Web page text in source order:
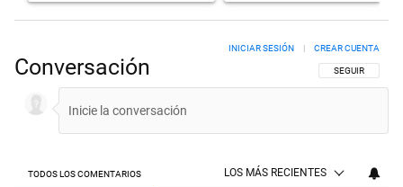
Conversación SIGA ESTA
SEGUIR
INICIAR SESIÓN CREAR CUENTA
TODOS LOS COMENTARIOS LOS MÁS RECIENTES